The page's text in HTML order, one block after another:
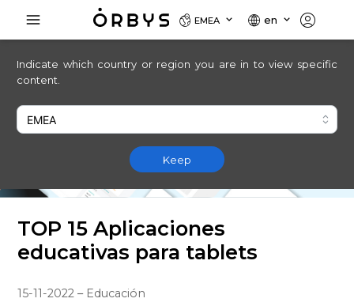
Indicate which country or region you are in to view specific
content.
Keep
EMEA en
TOP 15 Aplicaciones
educativas para tablets
15-11-2022 – Educación